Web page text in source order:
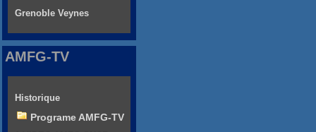
Grenoble Veynes
AMFG-TV
Historique
Programe AMFG-TV